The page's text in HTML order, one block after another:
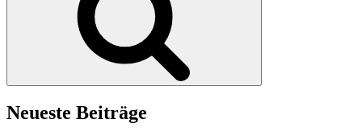
Neueste Beiträge